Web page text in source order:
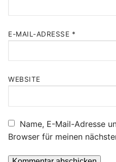
E-MAIL-ADRESSE *
WEBSITE
Name, E-Mail-Adresse
Browser für meinen